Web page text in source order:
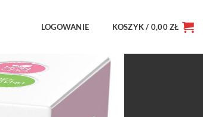
LOGOWANIE KOSZYK / 0,00ZŁ